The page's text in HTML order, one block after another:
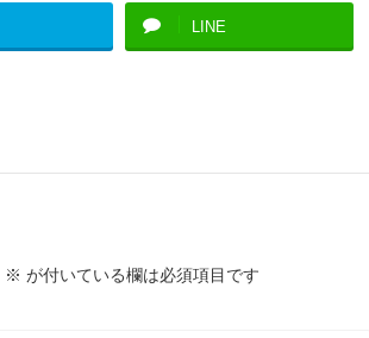
LINE
※ が付いている欄は必須項目です